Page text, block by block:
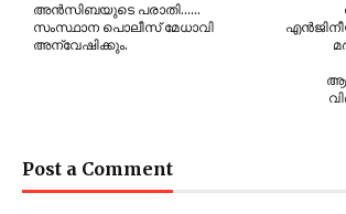
അൻസിബയുടെ പരാതി......
സംസ്ഥാന പൊലീസ് മേധാവി
അന്വേഷിക്കും.
Post a Comment